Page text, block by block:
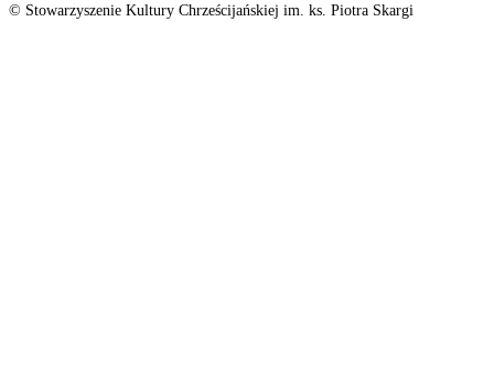
© Stowarzyszenie Kultury Chrześcijańskiej im. ks. Piotra Skargi